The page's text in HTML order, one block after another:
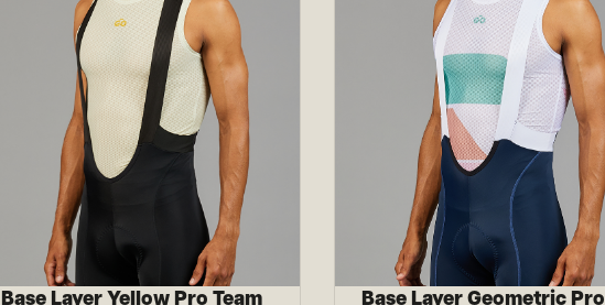
Base Layer Yellow Pro Team
Base Layer Geometric Pro